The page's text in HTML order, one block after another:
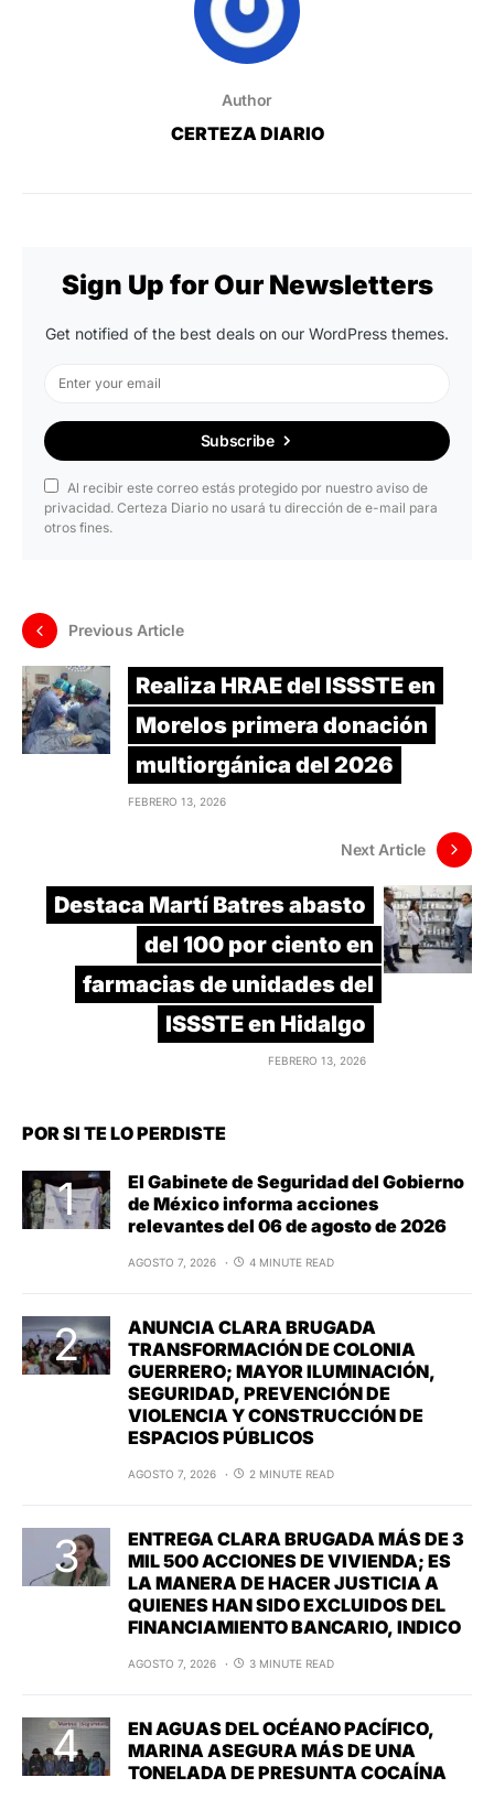
Author
CERTEZA DIARIO
Sign Up for Our Newsletters
Get notified of the best deals on our WordPress themes.
Subscribe
Al recibir este correo estás protegido por nuestro aviso de
privacidad. Certeza Diario no usará tu dirección de e-mail para
otros fines.
Previous Article
Realiza HRAE del ISSSTE en
Morelos primera donación
multiorgánica del 2026
FEBRERO 13, 2026
Next Article
Destaca Martí Batres abasto
del 100 por ciento en
farmacias de unidades del
ISSSTE en Hidalgo
FEBRERO 13, 2026
POR SI TE LO PERDISTE
El Gabinete de Seguridad del Gobierno
de México informa acciones
relevantes del 06 de agosto de 2026
AGOSTO 7, 2026 4 MINUTE READ
ANUNCIA CLARA BRUGADA
TRANSFORMACIÓN DE COLONIA
GUERRERO; MAYOR ILUMINACIÓN,
SEGURIDAD, PREVENCIÓN DE
VIOLENCIA Y CONSTRUCCIÓN DE
ESPACIOS PÚBLICOS
AGOSTO 7, 2026 2 MINUTE READ
ENTREGA CLARA BRUGADA MÁS DE 3
MIL 500 ACCIONES DE VIVIENDA; ES
LA MANERA DE HACER JUSTICIA A
QUIENES HAN SIDO EXCLUIDOS DEL
FINANCIAMIENTO BANCARIO, INDICO
AGOSTO 7, 2026 3 MINUTE READ
EN AGUAS DEL OCÉANO PACÍFICO,
MARINA ASEGURA MÁS DE UNA
TONELADA DE PRESUNTA COCAÍNA